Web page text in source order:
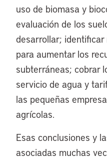
uso de biomasa y
evaluación de los
desarrollar;
para aumentar los
subterráneas; cobrar
servicio de agua y
las pequeñas
agrícolas.
Esas conclusiones y
asociadas muchas